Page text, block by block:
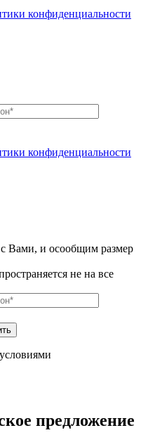
конфиденциальности
конфиденциальности
Вами, и осообщим размер
не на все
предложение